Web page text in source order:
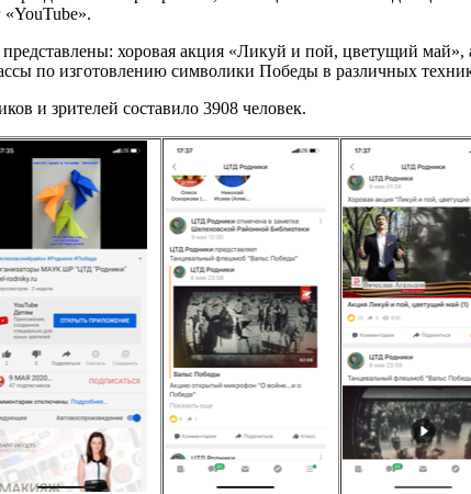
«YouTube».
хоровая акция «Ликуй и пой, цветущий
по изготовлению символики Победы в различных
и зрителей составило 3908 человек.